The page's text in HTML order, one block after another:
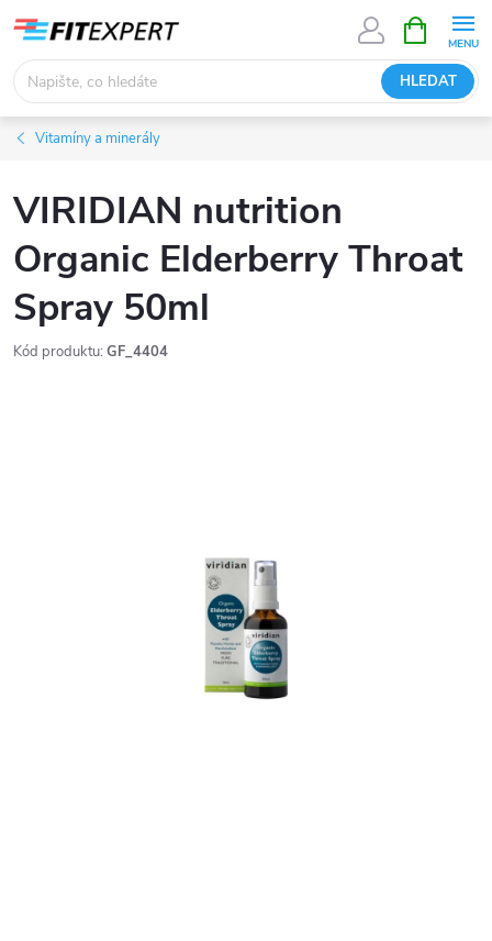
obsah
HLEDAT
NÁKUPNÍ
KOŠÍK
Vitamíny a minerály
VIRIDIAN nutrition
Organic Elderberry Throat
Spray 50ml
Kód produktu: GF_4404